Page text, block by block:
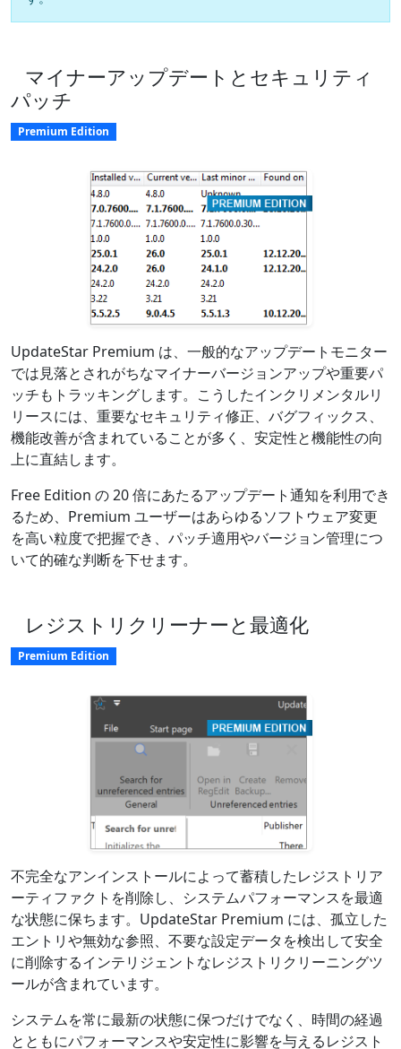
マイナーアップデートとセキュリティ
パッチ
Premium Edition
UpdateStar Premium は、一般的なアップデートモニター
では見落とされがちなマイナーバージョンアップや重要パ
ッチもトラッキングします。こうしたインクリメンタルリ
リースには、重要なセキュリティ修正、バグフィックス、
機能改善が含まれていることが多く、安定性と機能性の向
上に直結します。
Free Edition の 20 倍にあたるアップデート通知を利用でき
るため、Premium ユーザーはあらゆるソフトウェア変更
を高い粒度で把握でき、パッチ適用やバージョン管理につ
いて的確な判断を下せます。
レジストリクリーナーと最適化
Premium Edition
不完全なアンインストールによって蓄積したレジストリア
ーティファクトを削除し、システムパフォーマンスを最適
な状態に保ちます。UpdateStar Premium には、孤立した
エントリや無効な参照、不要な設定データを検出して安全
に削除するインテリジェントなレジストリクリーニングツ
ールが含まれています。
システムを常に最新の状態に保つだけでなく、時間の経過
とともにパフォーマンスや安定性に影響を与えるレジスト